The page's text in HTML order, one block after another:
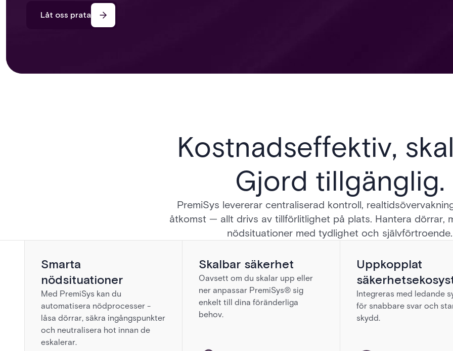
Låt oss prata
Kostnadseffektiv,
Gjord tillgänglig.
PremiSys levererar centraliserad kontroll,
åtkomst — allt drivs av tillförlitlighet på plats. Hantera dörrar,
nödsituationer med tydlighet och självförtroende.
Smarta
nödsituationer
Med PremiSys kan du
automatisera nödprocesser -
låsa dörrar, säkra ingångspunkter
och neutralisera hot innan de
eskalerar.
Skalbar säkerhet
Oavsett om du skalar upp eller
ner anpassar PremiSys® sig
enkelt till dina föränderliga
behov.
Uppkopplat
Integreras med ledande
för snabbare svar och
skydd.